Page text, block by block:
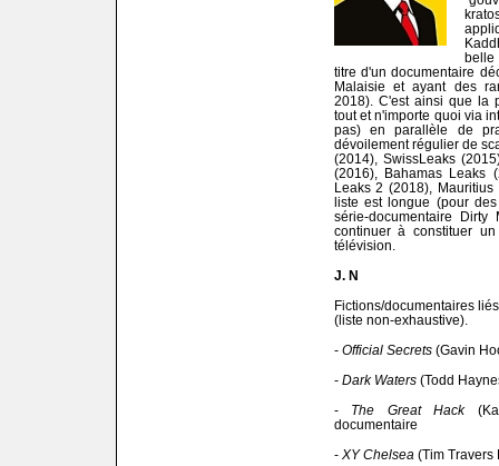
belle
titre d'un documentaire
Malaisie et ayant des
2018). C'est ainsi que la
tout et n'importe quoi via
pas) en parallèle de
dévoilement régulier de
(2014), SwissLeaks
(2016), Bahamas Leaks
Leaks 2 (2018),
liste est longue (pour
série-documentaire
continuer à constituer
télévision.
J. N
Fictions/documentaires
(liste non-exhaustive).
- Official Secrets(Gavin
- Dark Waters(Todd
- The Great Hack
documentaire
- XY Chelsea (Tim Travers